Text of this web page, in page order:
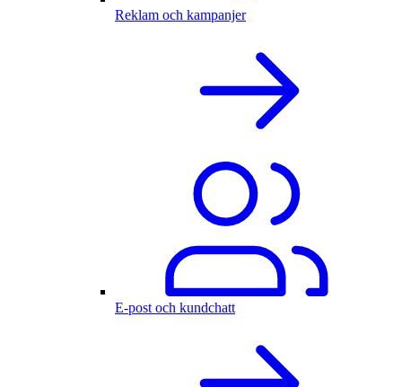
Reklam och kampanjer
E-post och kundchatt